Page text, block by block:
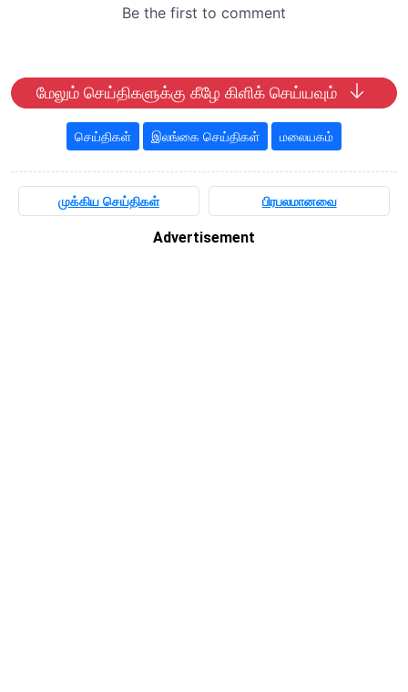
மேலும் செய்திகளுக்கு கீழே கிளிக் செய்யவும்
செய்திகள் இலங்கை செய்திகள் மலையகம்
முக்கிய செய்திகள் பிரபலமானவை
Advertisement